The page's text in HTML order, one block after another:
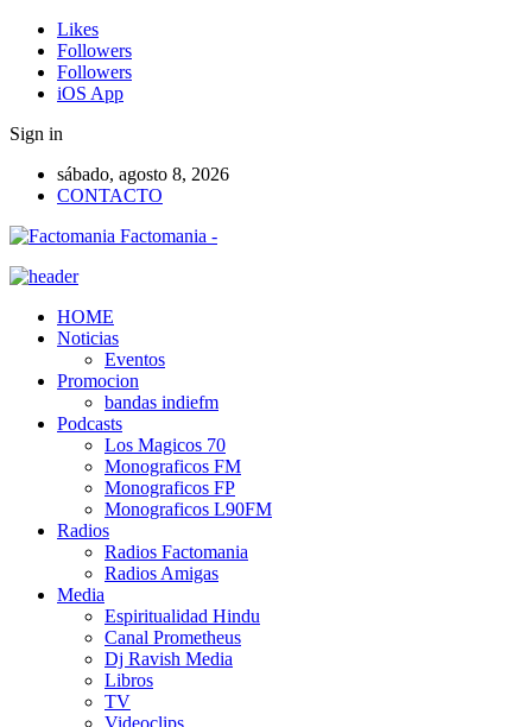
Likes
Followers
Followers
iOS App
Sign in
sábado, agosto 8, 2026
CONTACTO
Factomania -
HOME
Noticias
Eventos
Promocion
bandas indiefm
Podcasts
Los Magicos 70
Monograficos FM
Monograficos FP
Monograficos L90FM
Radios
Radios Factomania
Radios Amigas
Media
Espiritualidad Hindu
Canal Prometheus
Dj Ravish Media
Libros
TV
Videoclips